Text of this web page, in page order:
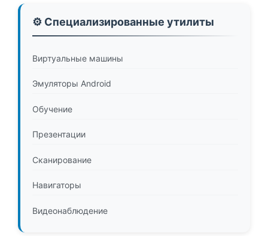
⚙️ Специализированные утилиты
Виртуальные машины
Эмуляторы Android
Обучение
Презентации
Сканирование
Навигаторы
Видеонаблюдение